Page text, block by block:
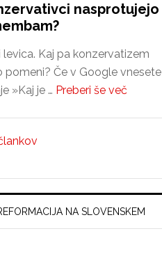
nasprotujejo
levica. Kaj pa konzervatizem
pomeni? Če v Google vnesete
»Kaj je … Preberi še več
NA SLOVENSKEM